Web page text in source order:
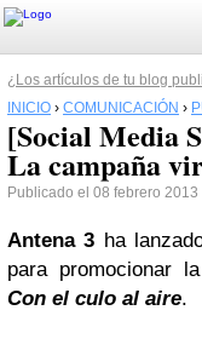
¿Los artículos de tu blog
INICIO › COMUNICACIÓN ›
[Social Media
La campaña
Publicado el 08 febrero 2013
Antena 3 ha
para promocionar
Con el culo al aire.